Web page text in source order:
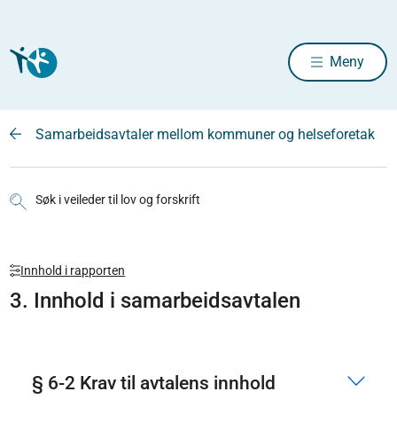
Meny
Samarbeidsavtaler mellom kommuner og helseforetak
Søk i veileder til lov og forskrift
Innhold i rapporten
3. Innhold i samarbeidsavtalen
§ 6-2 Krav til avtalens innhold